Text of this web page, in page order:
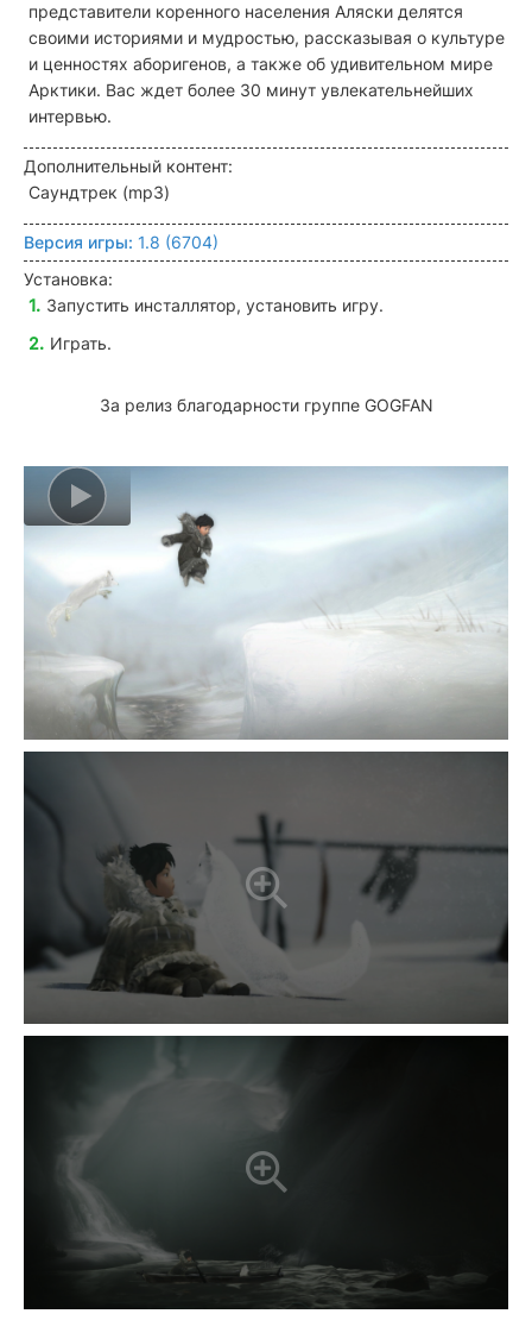
представители коренного населения Аляски делятся
своими историями и мудростью, рассказывая о культуре
и ценностях аборигенов, а также об удивительном мире
Арктики. Вас ждет более 30 минут увлекательнейших
интервью.
Дополнительный контент:
Саундтрек (mp3)
Версия игры: 1.8 (6704)
Установка:
Запустить инсталлятор, установить игру.
Играть.
За релиз благодарности группе GOGFAN